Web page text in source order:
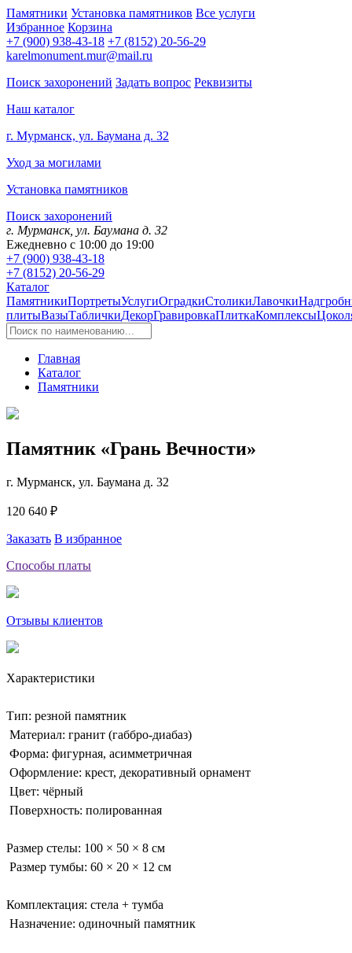
Памятники Установка памятников Все услуги
Избранное Корзина
+7 (900) 938-43-18 +7 (8152) 20-56-29
karelmonument.mur@mail.ru
Поиск захоронений Задать вопрос Реквизиты
Наш каталог
г. Мурманск, ул. Баумана д. 32
Уход за могилами
Установка памятников
Поиск захоронений
г. Мурманск, ул. Баумана д. 32
Ежедневно с 10:00 до 19:00
+7 (900) 938-43-18
+7 (8152) 20-56-29
Каталог
ПамятникиПортретыУслугиОградкиСтоликиЛавочки
плитыВазыТабличкиДекорГравировкаПлиткаКомплексы
Главная
Каталог
Памятники
Памятник «Грань Вечности»
г. Мурманск, ул. Баумана д. 32
120 640 ₽
Заказать В избранное
Способы платы
Отзывы клиентов
Характеристики
Тип: резной памятник
Материал: гранит (габбро-диабаз)
Форма: фигурная, асимметричная
Оформление: крест, декоративный орнамент
Цвет: чёрный
Поверхность: полированная
Размер стелы: 100 × 50 × 8 см
Размер тумбы: 60 × 20 × 12 см
Комплектация: стела + тумба
Назначение: одиночный памятник